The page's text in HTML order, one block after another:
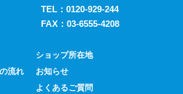
金トラブルなど、身の回りの様々な事情
契約を締結できない、という方は意外に
るものは手元にないと何かと手間がかか
セでは、そういった方であっても気軽
るレンタルスマホサービスのご案内を行
TEL： 0120-929-244
FAX：03-6555-4208
流れ
ショップ所在地
お知らせ
よくあるご質問